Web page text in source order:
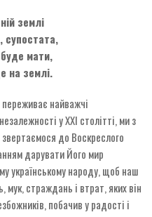
землі
супостата,
мати,
на землі.
найважчі
у ХХІ столітті, ми з
до Воскреслого
дарувати Його мир
українському народу, щоб наш
мук, страждань і втрат, яких він
побачив у радості і